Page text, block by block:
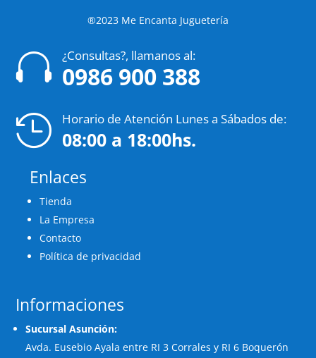
®2023 Me Encanta Juguetería
 ¿Consultas?, llamanos al:
0986 900 388
 Horario de Atención Lunes a Sábados de:
08:00 a 18:00hs.
Enlaces
Tienda
La Empresa
Contacto
Política de privacidad
Informaciones
Sucursal Asunción:
Avda. Eusebio Ayala entre RI 3 Corrales y RI 6 Boquerón